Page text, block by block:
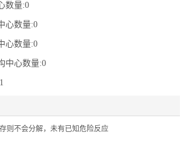
数量:0
心数量:0
心数量:0
中心数量:0
则不会分解，未有已知危险反应